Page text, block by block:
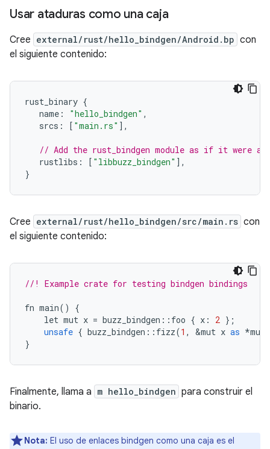
Usar ataduras como una caja
Cree external/rust/hello_bindgen/Android.bp con
el siguiente contenido:
rust_binary {
name : "hello_bindgen" ,
srcs : [ "main.rs" ],
// Add the rust_bindgen module as if it were a
rustlibs : [ "libbuzz_bindgen" ],
}
Cree external/rust/hello_bindgen/src/main.rs con
el siguiente contenido:
//! Example crate for testing bindgen bindings
fn main()
{
let mut x = buzz_bindgen :: foo { x : 2 };
unsafe { buzz_bindgen :: fizz(1 , &mut x as *mut
}
Finalmente, llama a m hello_bindgen para construir el
binario.
Nota: El uso de enlaces bindgen como una caja es el